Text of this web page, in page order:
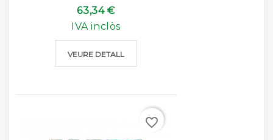
63,34 €
IVA inclòs
VEURE DETALL
favorite_border